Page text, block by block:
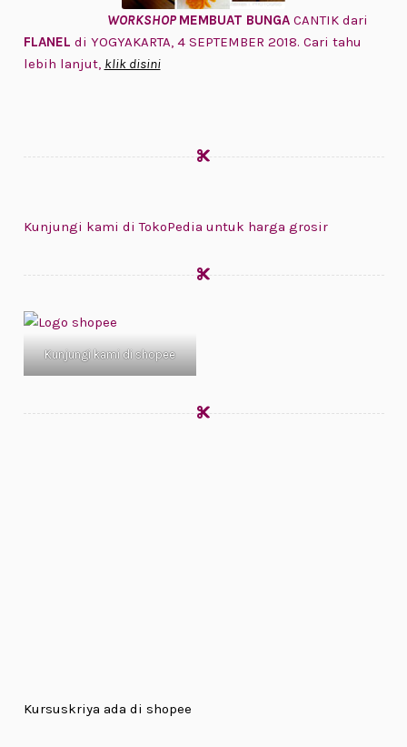
WORKSHOP MEMBUAT BUNGACANTIK dari
FLANEL di YOGYAKARTA, 4 SEPTEMBER 2018. Cari tahu
lebih lanjut, klik disini
Kunjungi kami di TokoPedia untuk harga grosir
Kunjungi kami di shopee
Kursuskriya ada di shopee